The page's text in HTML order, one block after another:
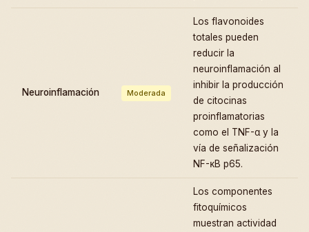
Neuroinflamación Moderada
Los flavonoides
totales pueden
reducir la
neuroinflamación al
inhibir la producción
de citocinas
proinflamatorias
como el TNF-α y la
vía de señalización
NF-κB p65.
Los componentes
fitoquímicos
muestran actividad